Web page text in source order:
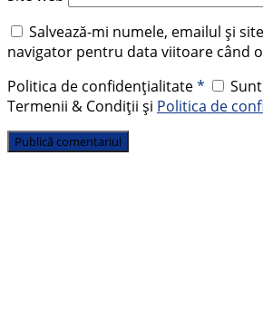
Salvează-mi numele, emailul și
navigator pentru data viitoare când
Politica de confidențialitate*
Termenii & Condiții și Politica de